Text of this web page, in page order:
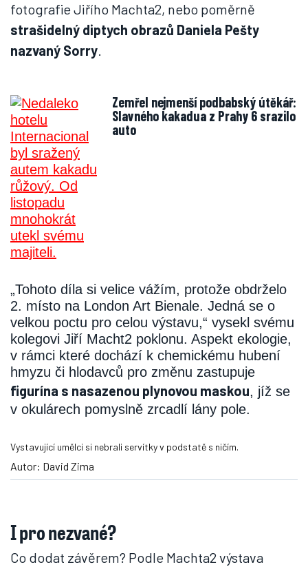
fotografie Jiřího Machta2, nebo poměrně
strašidelný diptych obrazů Daniela Pešty
nazvaný Sorry.
Zemřel nejmenší podbabský útěkář:
Slavného kakadua z Prahy 6 srazilo
auto
„Tohoto díla si velice vážím, protože obdrželo
2. místo na London Art Bienale. Jedná se o
velkou poctu pro celou výstavu,“ vysekl svému
kolegovi Jiří Macht2 poklonu. Aspekt ekologie,
v rámci které dochází k chemickému hubení
hmyzu či hlodavců pro změnu zastupuje
figurína s nasazenou plynovou maskou, jíž se
v okulárech pomyslně zrcadlí lány pole.
Vystavující umělci si nebrali servítky v podstatě s ničím.
Autor: David Zima
I pro nezvané?
Co dodat závěrem? Podle Machta2 výstava